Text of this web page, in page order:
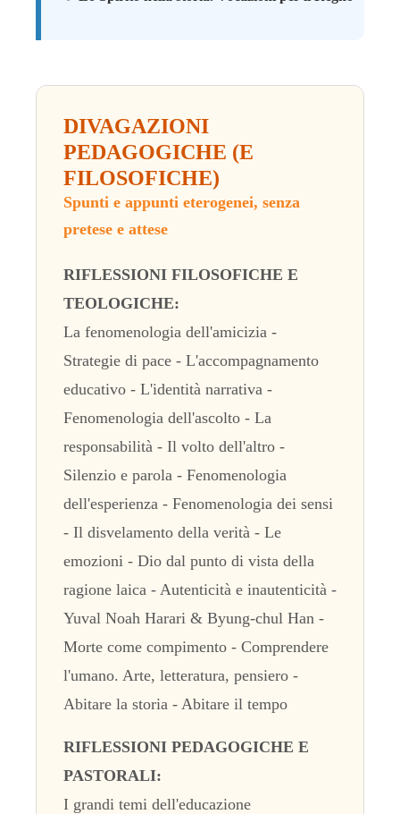
DIVAGAZIONI
PEDAGOGICHE (E
FILOSOFICHE)
Spunti e appunti eterogenei, senza
pretese e attese
RIFLESSIONI FILOSOFICHE E
TEOLOGICHE:
La fenomenologia dell'amicizia -
Strategie di pace - L'accompagnamento
educativo - L'identità narrativa -
Fenomenologia dell'ascolto - La
responsabilità - Il volto dell'altro -
Silenzio e parola - Fenomenologia
dell'esperienza - Fenomenologia dei sensi
- Il disvelamento della verità - Le
emozioni - Dio dal punto di vista della
ragione laica - Autenticità e inautenticità -
Yuval Noah Harari & Byung-chul Han -
Morte come compimento - Comprendere
l'umano. Arte, letteratura, pensiero -
Abitare la storia - Abitare il tempo
RIFLESSIONI PEDAGOGICHE E
PASTORALI:
I grandi temi dell'educazione